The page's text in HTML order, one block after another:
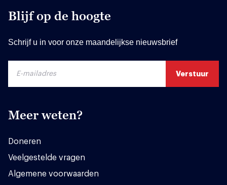
Blijf op de hoogte
Schrijf u in voor onze maandelijkse nieuwsbrief
Meer weten?
Doneren
Veelgestelde vragen
Algemene voorwaarden